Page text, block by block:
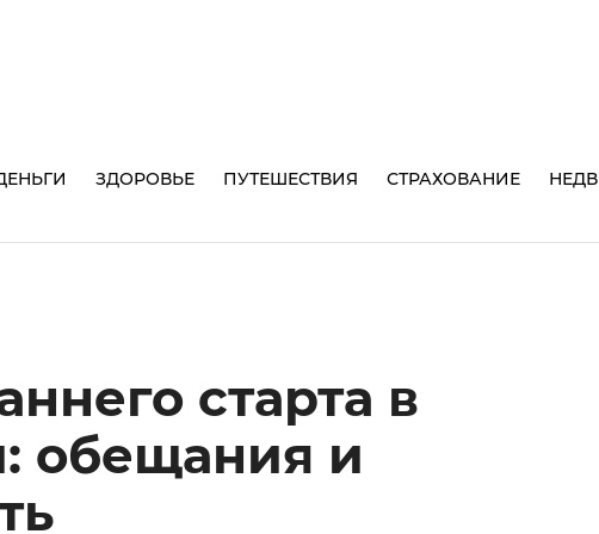
ЗДОРОВЬЕ ПУТЕШЕСТВИЯ СТРАХОВАНИЕ
старта в
обещания и